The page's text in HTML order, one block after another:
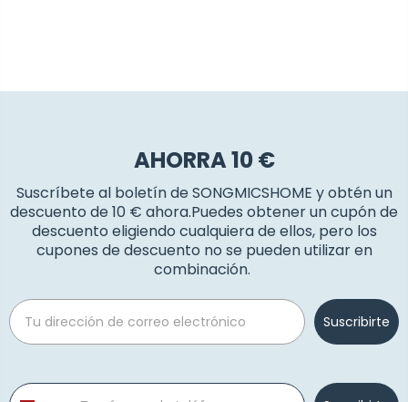
AHORRA 10 €
Suscríbete al boletín de SONGMICSHOME y obtén un
descuento de 10 € ahora.Puedes obtener un cupón de
descuento eligiendo cualquiera de ellos, pero los
cupones de descuento no se pueden utilizar en
combinación.
Email
Suscribirte
Phone number